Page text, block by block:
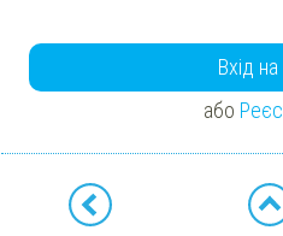
Вхід
або